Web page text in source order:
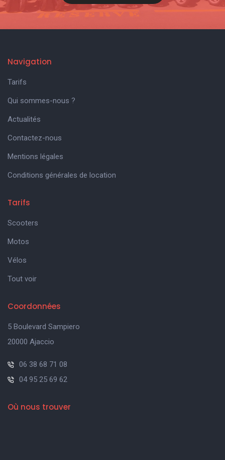
Navigation
Tarifs
Qui sommes-nous ?
Actualités
Contactez-nous
Mentions légales
Conditions générales de location
Tarifs
Scooters
Motos
Vélos
Tout voir
Coordonnées
5 Boulevard Sampiero
20000 Ajaccio
06 38 68 71 08
04 95 25 69 62
Où nous trouver